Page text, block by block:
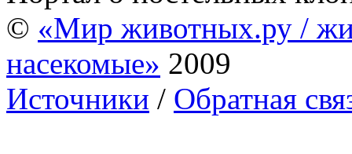
© «Мир животных.ру /
насекомые» 2009
Источники / Обратная